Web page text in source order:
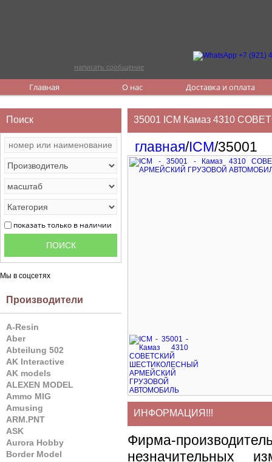
написать сообщение
Главная О нас Доставка и оплата
Поиск
показать только в наличии
Мы в соцсетях
Производители
A-Resin
Aber
Abteilung 502
AK Interactive
AK models
ALEXEN MODEL
Ammo MIG
Amusing
ARM.PNT
ASK
Aurora Hobby
Border Model
35001 ICM Камаз 4310
главная/ICM/35001
ИНФОРМАЦИЯ!!!
Фирма-
незначительных